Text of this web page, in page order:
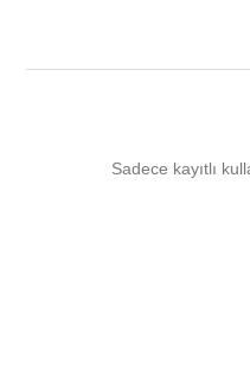
Sadece kayıtlı